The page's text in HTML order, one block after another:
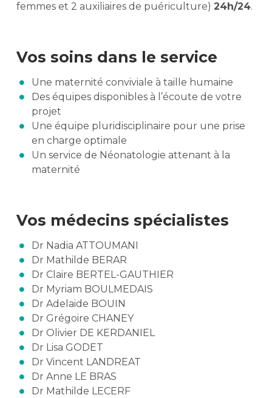
femmes et 2 auxiliaires de puériculture) 24h/24.
Vos soins dans le service
Une maternité conviviale à taille humaine
Des équipes disponibles à l’écoute de votre
projet
Une équipe pluridisciplinaire pour une prise
en charge optimale
Un service de Néonatologie attenant à la
maternité
Vos médecins spécialistes
Dr Nadia ATTOUMANI
Dr Mathilde BERAR
Dr Claire BERTEL-GAUTHIER
Dr Myriam BOULMEDAIS
Dr Adelaide BOUIN
Dr Grégoire CHANEY
Dr Olivier DE KERDANIEL
Dr Lisa GODET
Dr Vincent LANDREAT
Dr Anne LE BRAS
Dr Mathilde LECERF